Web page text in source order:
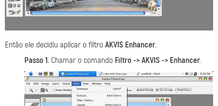
Então ele decidiu aplicar o filtro AKVIS Enhancer.
Passo 1. Chamar o comando Filtro -> AKVIS -> Enhancer.